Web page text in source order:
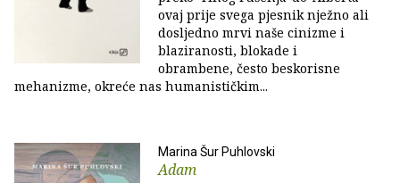
ovaj prije svega pjesnik nježno ali
dosljedno mrvi naše cinizme i
blaziranosti, blokade i
obrambene, često beskorisne
mehanizme, okreće nas humanističkim...
Marina Šur Puhlovski
Adam